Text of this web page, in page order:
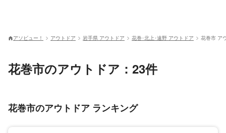
アソビュー！ アウトドア 岩手県 アウトドア 花巻･北上･遠野 アウトドア 花巻市 ア
花巻市のアウトドア：23件
花巻市のアウトドア ランキング